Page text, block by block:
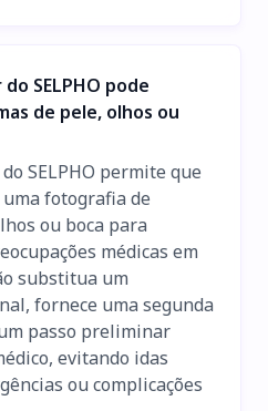
SELPHO pode
de pele, olhos ou
SELPHO permite que
fotografia de
ou boca para
médicas em
substitua um
fornece uma segunda
passo preliminar
evitando idas
ou complicações